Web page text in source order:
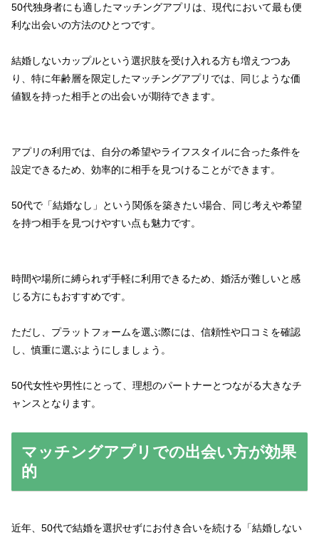
50代独身者にも適したマッチングアプリは、現代において最も便
利な出会いの方法のひとつです。
結婚しないカップルという選択肢を受け入れる方も増えつつあ
り、特に年齢層を限定したマッチングアプリでは、同じような価
値観を持った相手との出会いが期待できます。
アプリの利用では、自分の希望やライフスタイルに合った条件を
設定できるため、効率的に相手を見つけることができます。
50代で「結婚なし」という関係を築きたい場合、同じ考えや希望
を持つ相手を見つけやすい点も魅力です。
時間や場所に縛られず手軽に利用できるため、婚活が難しいと感
じる方にもおすすめです。
ただし、プラットフォームを選ぶ際には、信頼性や口コミを確認
し、慎重に選ぶようにしましょう。
50代女性や男性にとって、理想のパートナーとつながる大きなチ
ャンスとなります。
マッチングアプリでの出会い方が効果
的
近年、50代で結婚を選択せずにお付き合いを続ける「結婚しない